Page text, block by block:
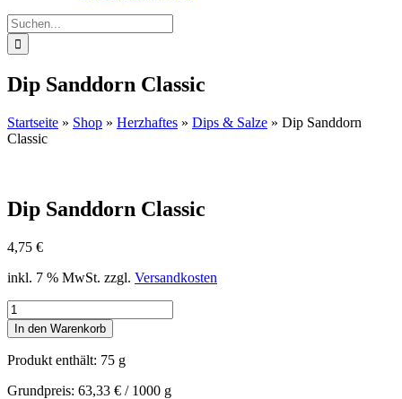
Suche
nach:
Dip Sanddorn Classic
Startseite » Shop » Herzhaftes » Dips & Salze » Dip Sanddorn
Classic
Dip Sanddorn Classic
4,75 €
inkl. 7 % MwSt. zzgl. Versandkosten
Dip
Sanddorn
Classic
Menge
In den Warenkorb
Produkt enthält: 75 g
Grundpreis: 63,33 € / 1000 g